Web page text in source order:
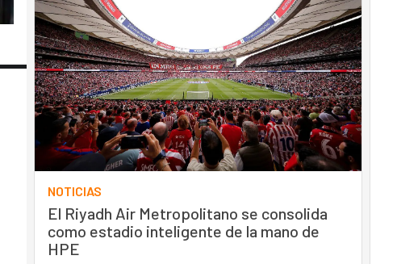
NOTICIAS
El Riyadh Air Metropolitano se consolida
como estadio inteligente de la mano de
HPE